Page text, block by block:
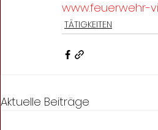
www.feuerwehr-
TÄTIGKEITEN
Aktuelle Beiträge